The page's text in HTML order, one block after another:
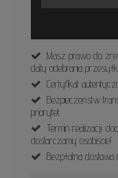
Masz prawo do
daty odebrania przesyłki.
Certyfikat
Bezpieczeństw
priorytet.
Termin realizacji:
dostarczamy osobiście!
Bezpłatna dostawa